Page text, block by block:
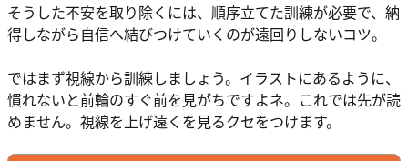
そうした不安を取り除くには、順序立てた訓練が必要で、納
得しながら自信へ結びつけていくのが遠回りしないコツ。
ではまず視線から訓練しましょう。イラストにあるように、
慣れないと前輪のすぐ前を見がちですよネ。これでは先が読
めません。視線を上げ遠くを見るクセをつけます。